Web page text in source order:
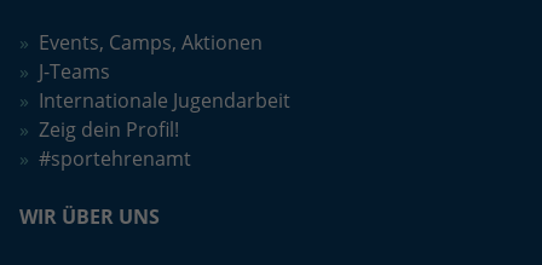
Events, Camps, Aktionen
J-Teams
Internationale Jugendarbeit
Zeig dein Profil!
#sportehrenamt
WIR ÜBER UNS